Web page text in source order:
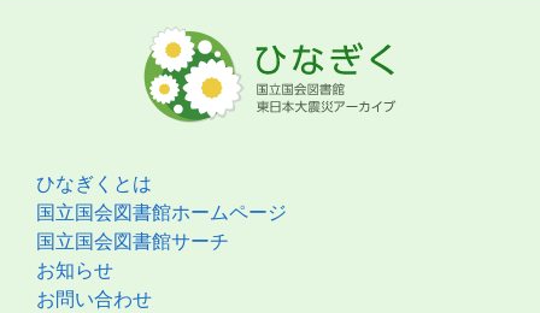
ひなぎくとは
国立国会図書館ホームページ
国立国会図書館サーチ
お知らせ
お問い合わせ